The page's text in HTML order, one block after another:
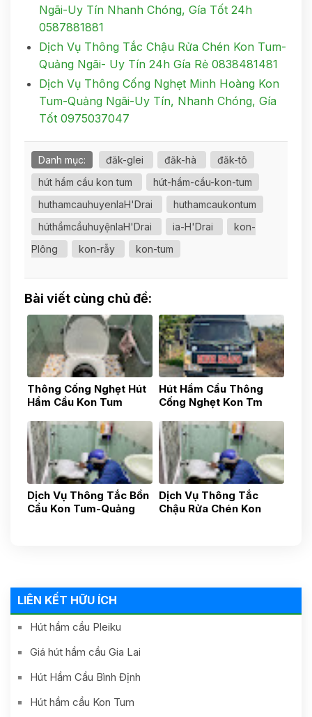
LIÊN KẾT HỮU ÍCH
Hút hầm cầu Pleiku
Giá hút hầm cầu Gia Lai
Hút Hầm Cầu Bình Định
Hút hầm cầu Kon Tum
Ngãi-Uy Tín Nhanh Chóng, Gía Tốt 24h
0587881881
Dịch Vụ Thông Tắc Chậu Rửa Chén Kon Tum-
Quảng Ngãi- Uy Tín 24h Gía Rẻ 0838481481
Dịch Vụ Thông Cống Nghẹt Minh Hoàng Kon
Tum-Quảng Ngãi-Uy Tín, Nhanh Chóng, Gía
Tốt 0975037047
Danh mục: đăk-glei đăk-hà
đăk-tô
hút hầm cầu kon tum
hút-hầm-cầu-kon-tum
huthamcauhuyenIaH'Drai
huthamcaukontum
húthầmcầuhuyệnIaH'Drai
ia-H'Drai
kon-
Plông
kon-rẫy kon-tum
Bài viết cùng chủ đề:
Thông Cống Nghẹt Hút
Hầm Cầu Kon Tum
Hút Hầm Cầu Thông
Cống Nghẹt Kon Tm
Dịch Vụ Thông Tắc Bồn
Cầu Kon Tum-Quảng
Dịch Vụ Thông Tắc
Chậu Rửa Chén Kon